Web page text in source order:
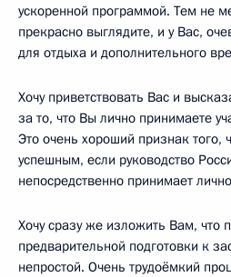
ускоренной программой. Тем не
прекрасно выглядите, и у Вас,
для отдыха и дополнительного
Хочу приветствовать Вас и
за то, что Вы лично принимаете
Это очень хороший признак того,
успешным, если руководство
непосредственно принимает
Хочу сразу же изложить Вам, что
предварительной подготовки к
непростой. Очень трудоёмкий